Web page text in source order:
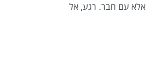
אלא עם חבר. רגע, אל